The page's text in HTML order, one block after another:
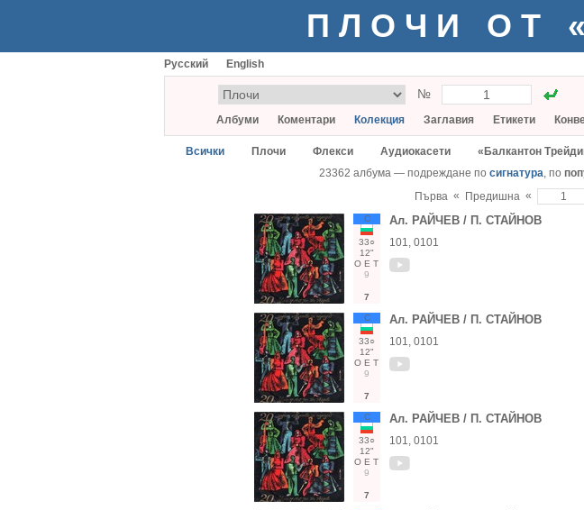
ПЛОЧИ ОТ
Русский English
№
Албуми Коментари Колекция Заглавия Етикети
Всички Плочи Флекси Аудиокасети «Балкантон
23362 албума — подреждане по сигнатура, по
Първа « Предишна «
С
33○
12"
О Е Т
9
7
Ал. РАЙЧЕВ / П. СТАЙНОВ
101, 0101
С
33○
12"
О Е Т
9
7
Ал. РАЙЧЕВ / П. СТАЙНОВ
101, 0101
С
33○
12"
О Е Т
9
7
Ал. РАЙЧЕВ / П. СТАЙНОВ
101, 0101